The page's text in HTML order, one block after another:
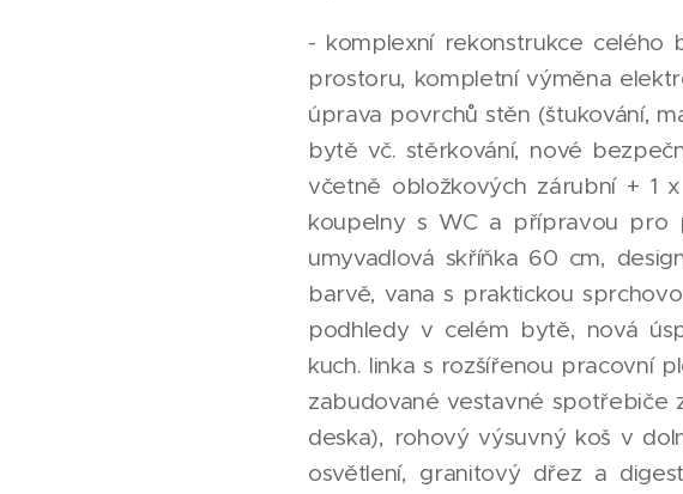
- komplexní rekonstrukce celého
prostoru, kompletní výměna
úprava povrchů stěn (štukování,
bytě vč. stěrkování, nové
včetně obložkových zárubní + 1
koupelny s WC a přípravou pro
umyvadlová skříňka 60 cm,
barvě, vana s praktickou
podhledy v celém bytě, nová
kuch. linka s rozšířenou pracovní
zabudované vestavné spotřebiče
deska), rohový výsuvný koš v
osvětlení, granitový dřez a